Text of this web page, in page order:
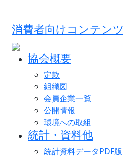
消費者向けコンテンツ
協会概要
定款
組織図
会員企業一覧
公開情報
環境への取組
統計・資料他
統計資料データPDF版